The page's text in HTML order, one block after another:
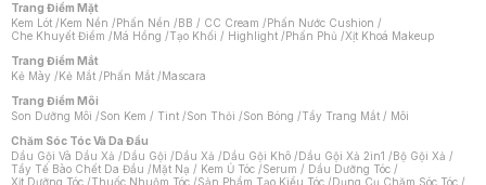
Trang Điểm Mặt
Kem Lót /Kem Nền /Phấn Nền /BB / CC Cream /Phấn Nước Cushion /
Che Khuyết Điểm /Má Hồng /Tạo Khối / Highlight /Phấn Phủ /Xịt Khoá Makeup
Trang Điểm Mắt
Kẻ Mày /Kẻ Mắt /Phấn Mắt /Mascara
Trang Điểm Môi
Son Dưỡng Môi /Son Kem / Tint /Son Thỏi /Son Bóng /Tẩy Trang Mắt / Môi
Chăm Sóc Tóc Và Da Đầu
Dầu Gội Và Dầu Xả /Dầu Gội /Dầu Xả /Dầu Gội Khô /Dầu Gội Xả 2in1 /Bộ Gội Xả /
Tẩy Tế Bào Chết Da Đầu /Mặt Nạ / Kem Ủ Tóc /Serum / Dầu Dưỡng Tóc /
Xịt Dưỡng Tóc /Thuốc Nhuộm Tóc /Sản Phẩm Tạo Kiểu Tóc /Dụng Cụ Chăm Sóc Tóc /